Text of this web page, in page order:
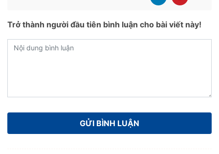
Trở thành người đầu tiên bình luận cho bài viết này!